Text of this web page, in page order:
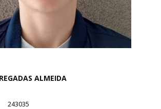
ALMEIDA
243035